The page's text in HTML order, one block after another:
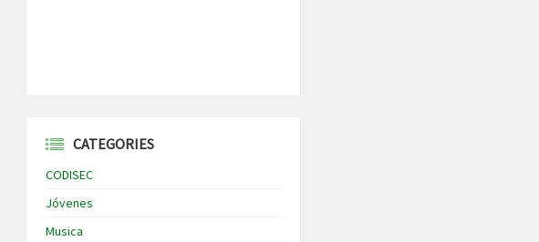
CATEGORIES
CODISEC
Jóvenes
Musica